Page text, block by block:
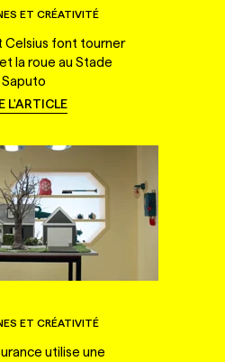
ET CRÉATIVITÉ
Celsius font tourner
la roue au Stade
Saputo
L'ARTICLE
ET CRÉATIVITÉ
utilise une